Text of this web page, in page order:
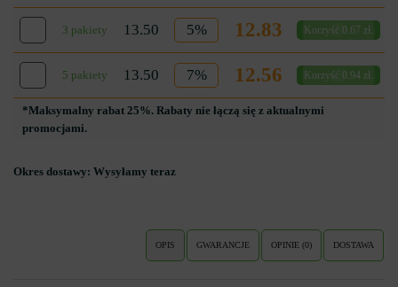
3 pakiety 13.50 5% 12.83 Korzyść 0.67 zł.
5 pakiety 13.50 7% 12.56 Korzyść 0.94 zł.
*Maksymalny rabat 25%. Rabaty nie łączą się z aktualnymi
promocjami.
Okres dostawy: Wysyłamy teraz
OPIS GWARANCJE OPINIE (0) DOSTAWA